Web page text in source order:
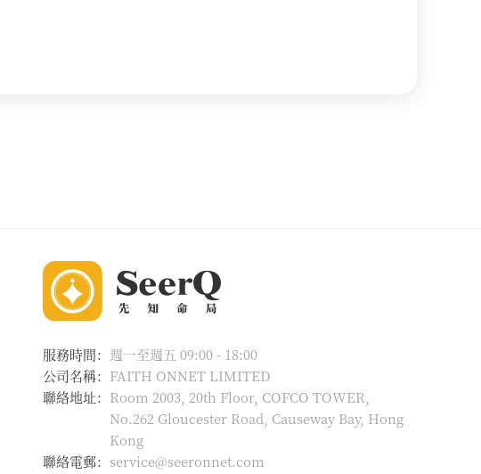
服務時間： 週一至週五 09:00 - 18:00
公司名稱： FAITH ONNET LIMITED
聯絡地址： Room 2003, 20th Floor, COFCO TOWER,
No.262 Gloucester Road, Causeway Bay, Hong
Kong
聯絡電郵： service@seeronnet.com